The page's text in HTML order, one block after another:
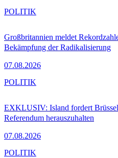
Großbritannien meldet
Bekämpfung der Radikalisierung
07.08.2026
POLITIK
EXKLUSIV: Island fordert
Referendum herauszuhalten
07.08.2026
POLITIK
POLITIK